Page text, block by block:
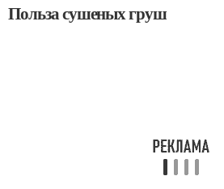
Польза сушеных груш